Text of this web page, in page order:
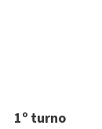
1º turno